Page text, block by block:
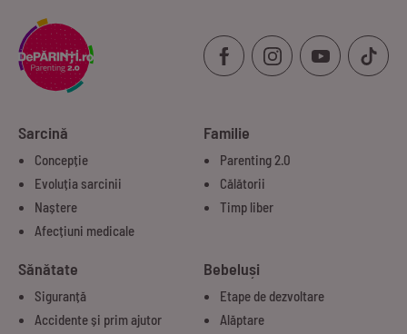
Sarcină
Concepție
Evoluția sarcinii
Naștere
Afecțiuni medicale
Familie
Parenting 2.0
Călătorii
Timp liber
Sănătate
Siguranță
Accidente și prim ajutor
Bebeluși
Etape de dezvoltare
Alăptare